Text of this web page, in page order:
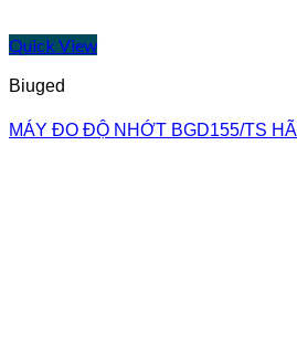
Quick View
Biuged
MÁY ĐO ĐỘ NHỚT BGD155/TS